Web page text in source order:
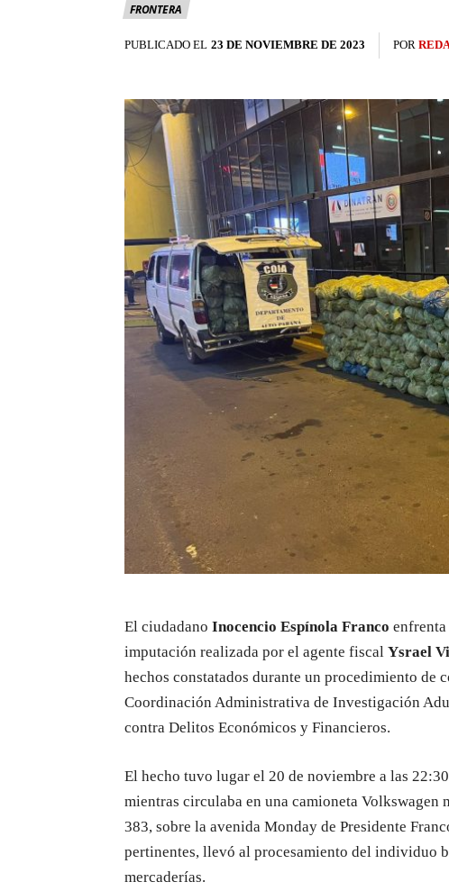
FRONTERA
PUBLICADO EL 23 DE NOVIEMBRE DE 2023 POR
El ciudadano Inocencio Espínola Franco
imputación realizada por el agente fiscal Ysrael
hechos constatados durante un procedimiento
Coordinación Administrativa de Investigación
contra Delitos Económicos y Financieros.
El hecho tuvo lugar el 20 de noviembre a las
mientras circulaba en una camioneta
383, sobre la avenida Monday de Presidente
pertinentes, llevó al procesamiento del individuo
mercaderías.